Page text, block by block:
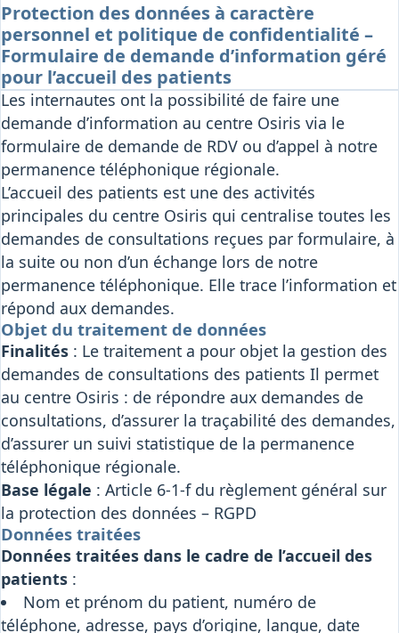
Protection des données à caractère
personnel et politique de confidentialité –
Formulaire de demande d’information géré
pour l’accueil des patients
Les internautes ont la possibilité de faire une
demande d’information au centre Osiris via le
formulaire de demande de RDV ou d’appel à notre
permanence téléphonique régionale.
L’accueil des patients est une des activités
principales du centre Osiris qui centralise toutes les
demandes de consultations reçues par formulaire, à
la suite ou non d’un échange lors de notre
permanence téléphonique. Elle trace l’information et
répond aux demandes.
Objet du traitement de données
Finalités : Le traitement a pour objet la gestion des
demandes de consultations des patients Il permet
au centre Osiris : de répondre aux demandes de
consultations, d’assurer la traçabilité des demandes,
d’assurer un suivi statistique de la permanence
téléphonique régionale.
Base légale : Article 6-1-f du règlement général sur
la protection des données – RGPD
Données traitées
Données traitées dans le cadre de l’accueil des
patients :
Nom et prénom du patient, numéro de
téléphone, adresse, pays d’origine, langue, date